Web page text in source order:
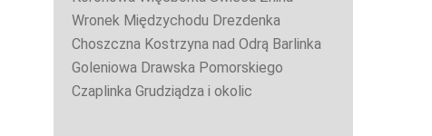
Wronek Międzychodu Drezdenka
Choszczna Kostrzyna nad Odrą Barlinka
Goleniowa Drawska Pomorskiego
Czaplinka Grudziądza i okolic